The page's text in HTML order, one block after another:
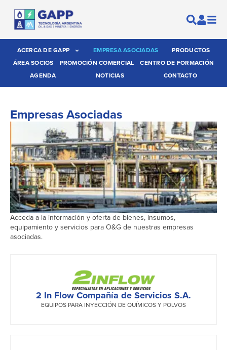
ACERCA DE GAPP EMPRESA ASOCIADAS
PRODUCTOS
ÁREA SOCIOS
PROMOCIÓN COMERCIAL
CENTRO DE FORMACIÓN
AGENDA
NOTICIAS CONTACTO
Empresas Asociadas
Acceda a la información y oferta de bienes, insumos,
equipamiento y servicios para O&G de nuestras empresas
asociadas.
2 In Flow Compañía de Servicios S.A.
EQUIPOS PARA INYECCIÓN DE QUÍMICOS Y POLVOS